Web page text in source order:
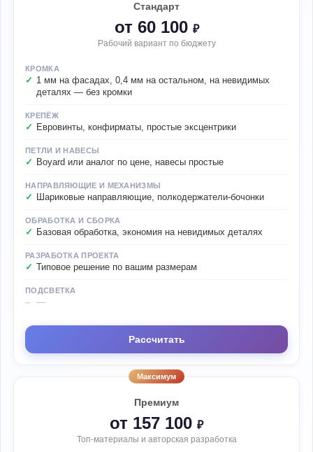
Стандарт
от 60 100 ₽
Рабочий вариант по бюджету
КРОМКА
1 мм на фасадах, 0,4 мм на остальном, на невидимых
деталях — без кромки
КРЕПЁЖ
Евровинты, конфирматы, простые эксцентрики
ПЕТЛИ И НАВЕСЫ
Boyard или аналог по цене, навесы простые
НАПРАВЛЯЮЩИЕ И МЕХАНИЗМЫ
Шариковые направляющие, полкодержатели-бочонки
ОБРАБОТКА И СБОРКА
Базовая обработка, экономия на невидимых деталях
РАЗРАБОТКА ПРОЕКТА
Типовое решение по вашим размерам
ПОДСВЕТКА
—
Рассчитать
Максимум
Премиум
от 157 100 ₽
Топ-материалы и авторская разработка